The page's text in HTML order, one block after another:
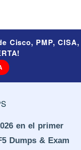
Cisco, PMP, CISA,
en el primer
Dumps & Exam